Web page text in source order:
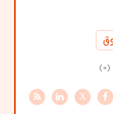
(0)
X